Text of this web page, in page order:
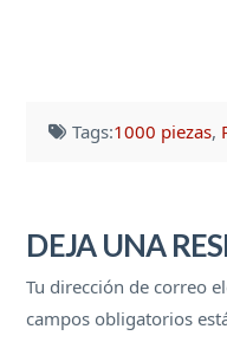
Tags:1000 piezas,
DEJA UNA
Tu dirección de correo
campos obligatorios